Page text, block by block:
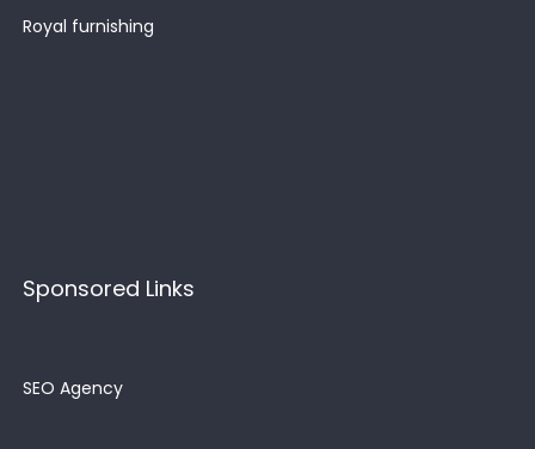
Royal furnishing
Sponsored Links
SEO Agency